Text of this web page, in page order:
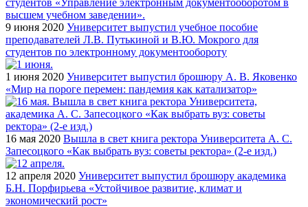
9 июня 2020 Университет выпустил учебное пособие
преподавателей Л.В. Путькиной и В.Ю. Мокрого для
студентов по электронному документообороту
1 июня 2020 Университет выпустил брошюру А. В. Яковенко
«Мир на пороге перемен: пандемия как катализатор»
16 мая 2020 Вышла в свет книга ректора Университета А. С.
Запесоцкого «Как выбрать вуз: советы ректора» (2-е изд.)
12 апреля 2020 Университет выпустил брошюру академика
Б.Н. Порфирьева «Устойчивое развитие, климат и
экономический рост»